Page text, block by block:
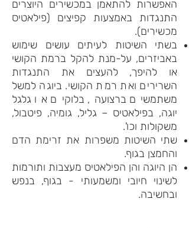
האפשרות להתאמן במכשירים היוצרים
התנגדות באמצעות קפיצים (פילאטיס
מכשירים).
בשתי השיטות לעיתים עושים שימוש
באביזרים, על-מנת להקל ברמת הקושי
או להיפך, להעצים את התנגדות
השרירים ואת רמת הקושי. ביוגה למשל
משתמשים ברצועה, בלוקים או גלגל
יוגה, בפילאטיס – גליל, גומיה, פיטבול,
משקולות וכו'.
שתי השיטות משפרות את זרימת הדם
והחמצן בגוף.
הן היוגה והן הפילאטיס מעצבות ותורמות
לשינוי חיובי ומשמעותי - בגוף, בנפש
ובחשיבה.